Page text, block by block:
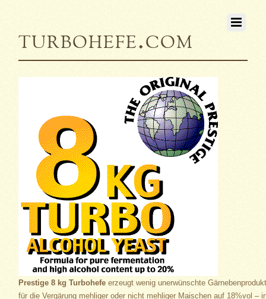
turbohefe.com
Prestige 8 kg Turbohefeerzeugt wenig unerwünschte
für die Vergärung mehliger oder nicht mehliger Maischen auf 18%vol –